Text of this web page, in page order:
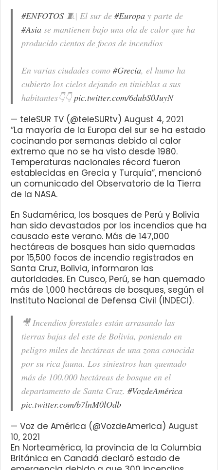
#ENFOTOS 🧵| El sur de#Europa y parte de
#Asia se mantienen bajo una ola de calor que ha
producido cientos de focos de incendios
En varias ciudades como#Grecia, el humo ha
cubierto los cielos dejando en tinieblas a sus
habitantes👇👇pic.twitter.com/6dubS0JuyN
— teleSUR TV (@teleSURtv)August 4, 2021
“La mayoría de la Europa del sur se ha estado
cocinando por semanas debido al calor
extremo que no se ha visto desde 1980.
Temperaturas nacionales récord fueron
establecidas en Grecia y Turquía”, mencionó
un comunicado del Observatorio de la Tierra
de la NASA.
En Sudamérica, los bosques de Perú y Bolivia
han sido devastados por los incendios que ha
causado este verano. Más de 147,000
hectáreas de bosques han sido quemadas
por 15,500 focos de incendio registrados en
Santa Cruz, Bolivia, informaron las
autoridades. En Cusco, Perú, se han quemado
más de 1,000 hectáreas de bosques, según el
Instituto Nacional de Defensa Civil (INDECI).
🎥 Incendios forestales están arrasando las
tierras bajas del este de Bolivia, poniendo en
peligro miles de hectáreas de una zona conocida
por su rica fauna. Los siniestros han quemado
más de 100.000 hectáreas de bosque en el
departamento de Santa Cruz.#VozdeAmérica
pic.twitter.com/b7lnM0lOdb
— Voz de América (@VozdeAmerica)August
10, 2021
En Norteamérica, la provincia de la Columbia
Británica en Canadá declaró estado de